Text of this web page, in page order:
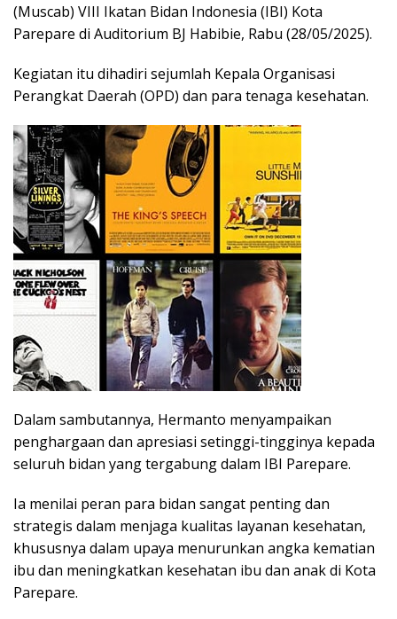
(Muscab) VIII Ikatan Bidan Indonesia (IBI) Kota
Parepare di Auditorium BJ Habibie, Rabu (28/05/2025).
Kegiatan itu dihadiri sejumlah Kepala Organisasi
Perangkat Daerah (OPD) dan para tenaga kesehatan.
Dalam sambutannya, Hermanto menyampaikan
penghargaan dan apresiasi setinggi-tingginya kepada
seluruh bidan yang tergabung dalam IBI Parepare.
Ia menilai peran para bidan sangat penting dan
strategis dalam menjaga kualitas layanan kesehatan,
khususnya dalam upaya menurunkan angka kematian
ibu dan meningkatkan kesehatan ibu dan anak di Kota
Parepare.